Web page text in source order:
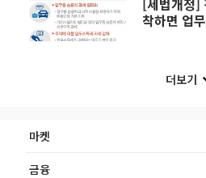
[세법개정]
착하면 업
더보기
마켓
금융